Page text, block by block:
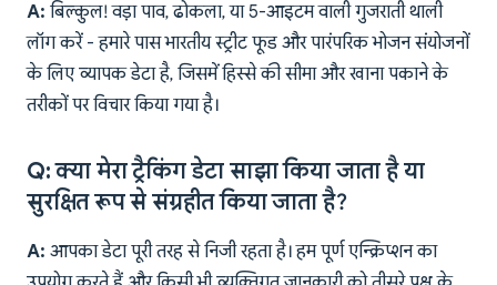
A: बिल्कुल! वड़ा पाव, ढोकला, या 5-आइटम वाली गुजराती थाली
लॉग करें - हमारे पास भारतीय स्ट्रीट फूड और पारंपरिक भोजन संयोजनों
के लिए व्यापक डेटा है, जिसमें हिस्से की सीमा और खाना पकाने के
तरीकों पर विचार किया गया है।
Q: क्या मेरा ट्रैकिंग डेटा साझा किया जाता है या
सुरक्षित रूप से संग्रहीत किया जाता है?
A: आपका डेटा पूरी तरह से निजी रहता है। हम पूर्ण एन्क्रिप्शन का